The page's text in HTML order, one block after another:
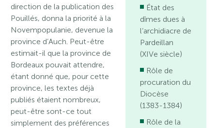
direction de la publication des
Pouillés, donna la priorité à la
Novempopulanie, devenue la
province d’Auch. Peut-être
estimait-il que la province de
Bordeaux pouvait attendre,
étant donné que, pour cette
province, les textes déjà
publiés étaient nombreux,
peut-être sont-ce tout
simplement des préférences
État des
dîmes dues à
l’archidiacre de
Pardeillan
(XIVe siècle)
Rôle de
procuration du
Diocèse
(1383-1384)
Rôle de la